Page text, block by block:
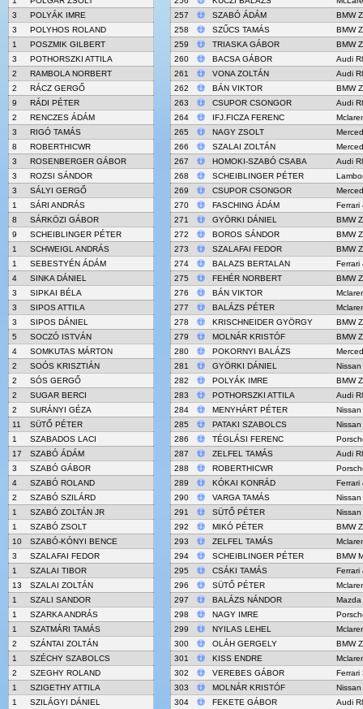
3
POLYÁK IMRE
3
POLYHOS ROLAND
1
POSZMIK GILBERT
3
POTHORSZKI ATTILA
2
RAMBOLA NORBERT
2
RÁCZ GERGŐ
9
RÁDI PÉTER
2
RENCZES ÁDÁM
3
RIGÓ TAMÁS
8
ROBERTHICWR
3
ROSENBERGER GÁBOR
3
ROZSI SÁNDOR
3
SÁLYI GERGŐ
1
SÁRI ANDRÁS
8
SÁRKÖZI GÁBOR
9
SCHEIBLINGER PÉTER
1
SCHWEIGL ANDRÁS
1
SEBESTYÉN ÁDÁM
4
SINKA DÁNIEL
3
SIPKAI BÉLA
3
SIPOS ATTILA
3
SIPOS DÁNIEL
5
SOCZÓ ISTVÁN
4
SOMKUTAS MÁRTON
2
SOÓS KRISZTIÁN
2
SÓS GERGŐ
2
SUGAR BERCI
2
SURÁNYI GÉZA
11
SÜTŐ PÉTER
1
SZABADOS LACI
17
SZABÓ ÁDÁM
3
SZABÓ GÁBOR
4
SZABÓ ROLAND
2
SZABÓ SZILÁRD
1
SZABÓ ZOLTÁN JR
1
SZABÓ ZSOLT
10
SZABÓ-KÓNYI BENCE
3
SZALAFAI FEDOR
1
SZALAI TIBOR
13
SZALAI ZOLTÁN
1
SZALI SANDOR
1
SZARKA ANDRÁS
1
SZATMÁRI TAMÁS
2
SZÁNTAI ZOLTÁN
1
SZÉCHY SZABOLCS
2
SZEGHY ROLAND
1
SZIGETHY ATTILA
1
SZILÁGYI DÁNIEL
257
SZABÓ ÁDÁM
BMW
258
SZŰCS TAMÁS
BMW
259
TRIASKA GÁBOR
BMW
260
BACSA GÁBOR
Audi
261
VONA ZOLTÁN
Audi
262
BÁN VIKTOR
BMW
263
CSUPOR CSONGOR
Audi
264
IFJ.FICZA FERENC
265
NAGY ZSOLT
266
SZALAI ZOLTÁN
267
HOMOKI-SZABÓ CSABA
Audi
268
SCHEIBLINGER PÉTER
269
CSUPOR CSONGOR
270
FASCHING ÁDÁM
Ferrari
271
GYÖRKI DÁNIEL
BMW
272
BOROS SÁNDOR
BMW
273
SZALAFAI FEDOR
BMW
274
BALAZS BERTALAN
Ferrari
275
FEHÉR NORBERT
BMW
276
BÁN VIKTOR
277
BALÁZS PÉTER
278
KRISCHNEIDER GYÖRGY
BMW
279
MOLNÁR KRISTÓF
BMW
280
POKORNYI BALÁZS
281
GYÖRKI DÁNIEL
Nissan
282
POLYÁK IMRE
BMW
283
POTHORSZKI ATTILA
Audi
284
MENYHÁRT PÉTER
Nissan
285
PATAKI SZABOLCS
Nissan
286
TÉGLÁSI FERENC
287
ZELFEL TAMÁS
Audi
288
ROBERTHICWR
289
KÓKAI KONRÁD
Ferrari
290
VARGA TAMÁS
Nissan
291
SÜTŐ PÉTER
Nissan
292
MIKÓ PÉTER
BMW
293
ZELFEL TAMÁS
294
SCHEIBLINGER PÉTER
BMW
295
CSÁKI TAMÁS
Ferrari
296
SÜTŐ PÉTER
297
BALÁZS NÁNDOR
298
NAGY IMRE
299
NYILAS LEHEL
300
OLÁH GERGELY
BMW
301
KISS ENDRE
302
VEREBES GÁBOR
Ferrari
303
MOLNÁR KRISTÓF
Nissan
304
FEKETE GÁBOR
Audi